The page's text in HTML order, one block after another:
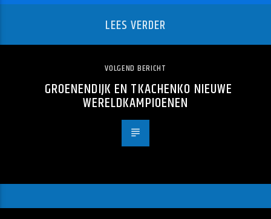
LEES VERDER
VOLGEND BERICHT
GROENENDIJK EN TKACHENKO NIEUWE
WERELDKAMPIOENEN